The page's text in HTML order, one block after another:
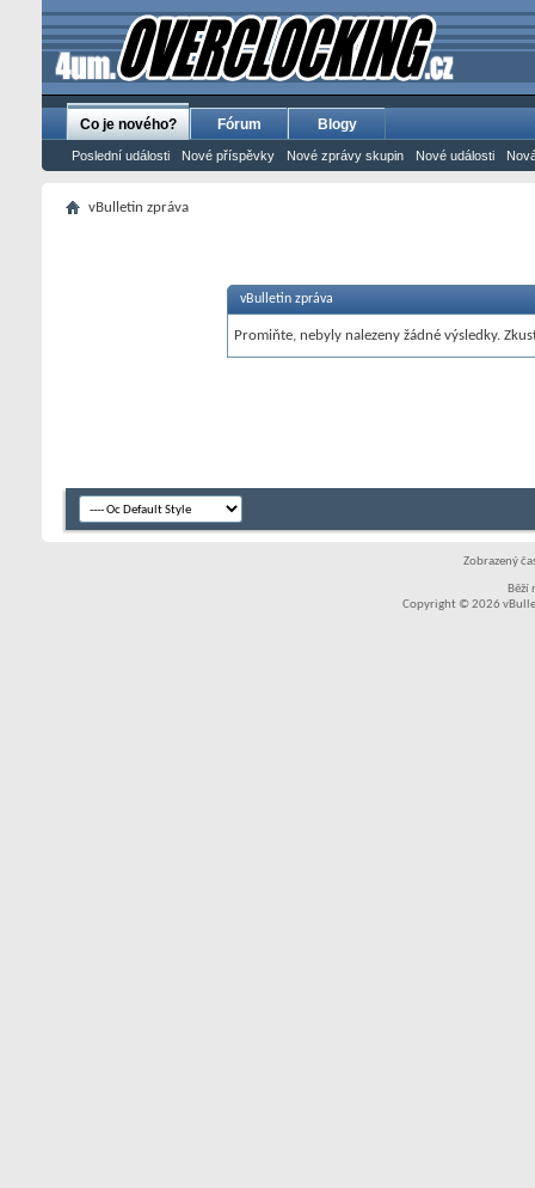
Co je nového?
Poslední události Nové příspěvky Nové zprávy skupin Nové události
Fórum Blogy
vBulletin zpráva
vBulletin zpráva
Promiňte, nebyly nalezeny žádné výsledky.
Zobrazený
Běží
Copyright © 2026